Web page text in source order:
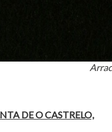
DE O CASTRELO,